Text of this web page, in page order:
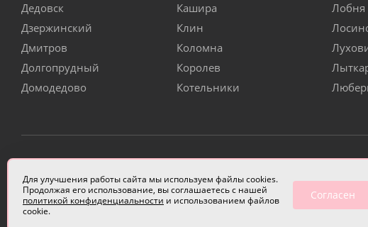
Дедовск
Дзержинский
Дмитров
Долгопрудный
Домодедово
Кашира
Клин
Коломна
Королев
Котельники
Лобня
ИП Чулкова Анастасия Александровна ИНН 331405822720 |
Для улучшения работы сайта мы используем файлы cookies.
Продолжая его использование, вы соглашаетесь с нашей
политикой конфиденциальности и использованием файлов
cookie.
Согласен